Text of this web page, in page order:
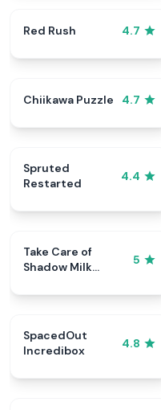
Red Rush 4.7
Chiikawa Puzzle 4.7
Spruted
Restarted
4.4
Take Care of
Shadow Milk
5
SpacedOut
Incredibox
4.8